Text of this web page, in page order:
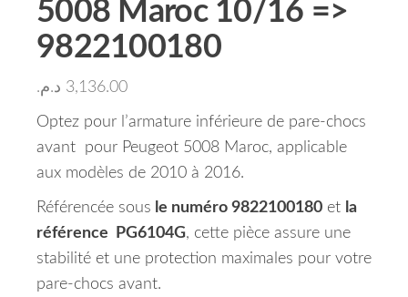
5008 Maroc 10/16 =>
9822100180
3,136.00 د.م.
Optez pour l’armature inférieure de pare-chocs
avant pour Peugeot 5008 Maroc, applicable
aux modèles de 2010 à 2016.
Référencée sous le numéro 9822100180 et la
référence PG6104G, cette pièce assure une
stabilité et une protection maximales pour votre
pare-chocs avant.